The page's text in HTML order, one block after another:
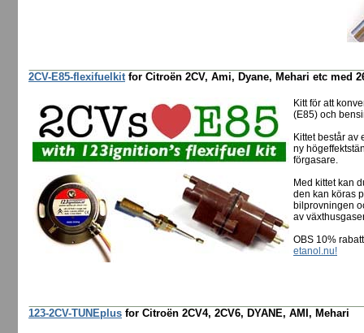
2CV-E85-flexifuelkitfor Citroën 2CV, Ami, Dyane, Mehari etc med
Kitt för att
(E85) och
Kittet består av
ny
förgasare.
Med kittet kan
den kan köras
bilprovningen
av
OBS 10%
etanol.nu!
123-2CV-TUNEplus for Citroën 2CV4, 2CV6, DYANE, AMI, Mehari